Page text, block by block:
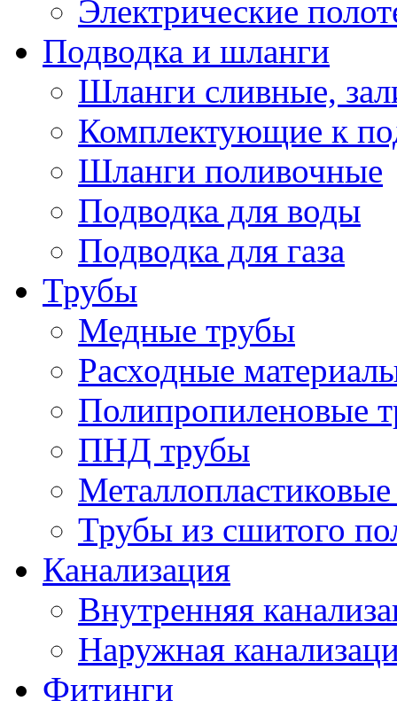
Электрические
Подводка и шланги
Шланги сливные,
Комплектующие к
Шланги поливочные
Подводка для воды
Подводка для газа
Трубы
Медные трубы
Расходные
Полипропиленовые
ПНД трубы
Трубы из сшитого
Канализация
Внутренняя
Наружная
Фитинги